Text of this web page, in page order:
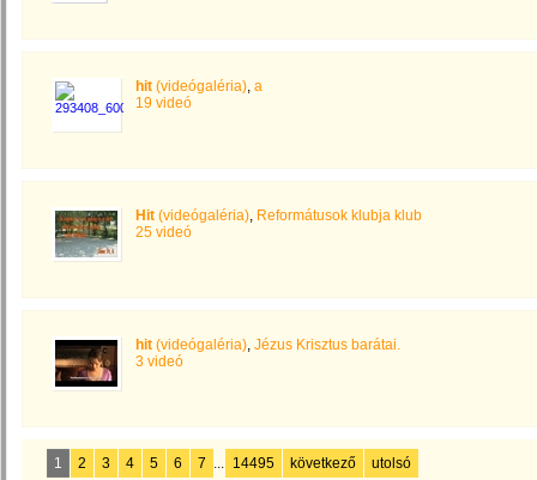
hit (videógaléria), a
19 videó
Hit (videógaléria), Reformátusok klubja klub
25 videó
hit (videógaléria), Jézus Krisztus barátai.
3 videó
1 2 3 4 5 6 7 ... 14495 következő utolsó